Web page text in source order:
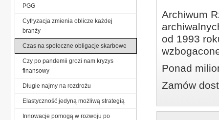
Archiwum
od 1993
Ponad
Zamów
PGG
Cyfryzacja zmienia oblicze każdej
branży
Czas na społeczne obligacje skarbowe
Czy po pandemii grozi nam kryzys
finansowy
Długie najmy na rozdrożu
Elastyczność jedyną możliwą strategią
Innowacje pomogą w rozwoju po